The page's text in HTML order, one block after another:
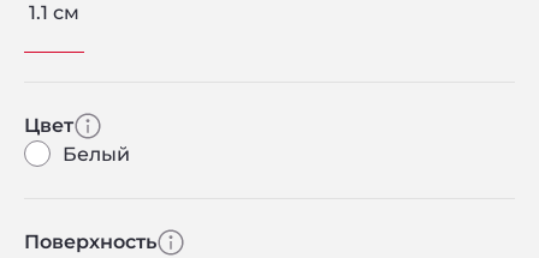
1.1 см
Цвет
Белый
Поверхность